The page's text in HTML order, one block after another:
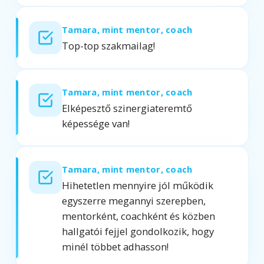
Tamara, mint mentor, coach
Top-top szakmailag!
Tamara, mint mentor, coach
Elképesztő szinergiateremtő
képessége van!
Tamara, mint mentor, coach
Hihetetlen mennyire jól működik
egyszerre megannyi szerepben,
mentorként, coachként és közben
hallgatói fejjel gondolkozik, hogy
minél többet adhasson!